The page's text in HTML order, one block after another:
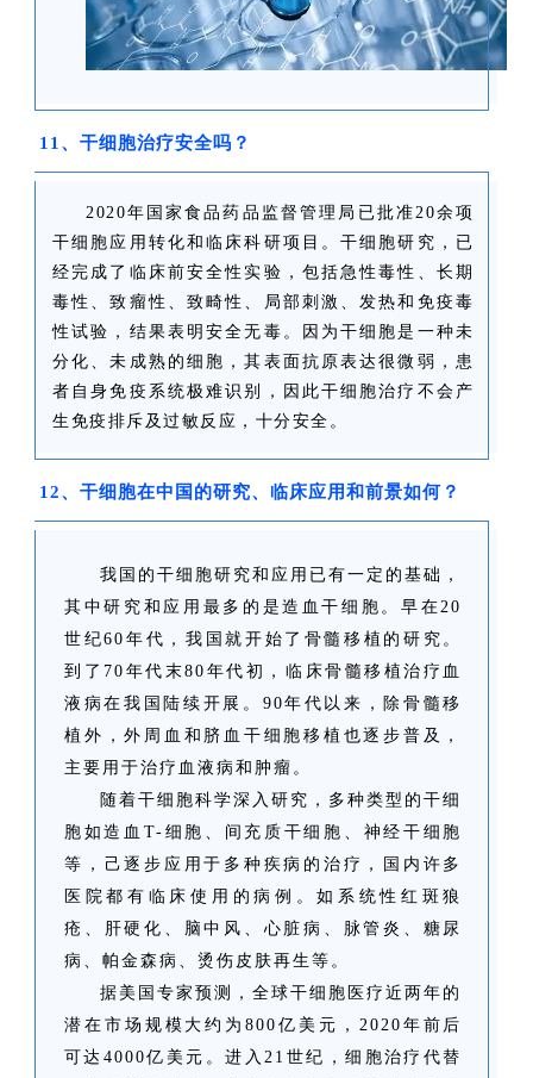
11、干细胞治疗安全吗？
2020年国家食品药品监督管理局已批准20余项
干细胞应用转化和临床科研项目。干细胞研究，已
经完成了临床前安全性实验，包括急性毒性、长期
毒性、致瘤性、致畸性、局部刺激、发热和免疫毒
性试验，结果表明安全无毒。因为干细胞是一种未
分化、未成熟的细胞，其表面抗原表达很微弱，患
者自身免疫系统极难识别，因此干细胞治疗不会产
生免疫排斥及过敏反应，十分安全。
12、干细胞在中国的研究、临床应用和前景如何？
我国的干细胞研究和应用已有一定的基础，
其中研究和应用最多的是造血干细胞。早在20
世纪60年代，我国就开始了骨髓移植的研究。
到了70年代末80年代初，临床骨髓移植治疗血
液病在我国陆续开展。90年代以来，除骨髓移
植外，外周血和脐血干细胞移植也逐步普及，
主要用于治疗血液病和肿瘤。
随着干细胞科学深入研究，多种类型的干细
胞如造血T-细胞、间充质干细胞、神经干细胞
等，己逐步应用于多种疾病的治疗，国内许多
医院都有临床使用的病例。如系统性红斑狼
疮、肝硬化、脑中风、心脏病、脉管炎、糖尿
病、帕金森病、烫伤皮肤再生等。
据美国专家预测，全球干细胞医疗近两年的
潜在市场规模大约为800亿美元，2020年前后
可达4000亿美元。进入21世纪，细胞治疗代替